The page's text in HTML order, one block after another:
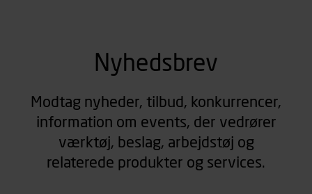
Nyhedsbrev
Modtag nyheder, tilbud, konkurrencer,
information om events, der vedrører
værktøj, beslag, arbejdstøj og
relaterede produkter og services.